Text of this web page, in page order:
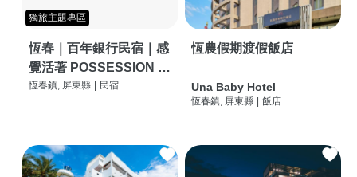
獨旅主題專區
恆春｜百年銀行民宿｜感
覺活著 POSSESSION |
背包客棧 | 恆春必住特色
恆春鎮, 屏東縣 民宿
恆農假期渡假飯店
Una Baby Hotel
恆春鎮, 屏東縣 飯店